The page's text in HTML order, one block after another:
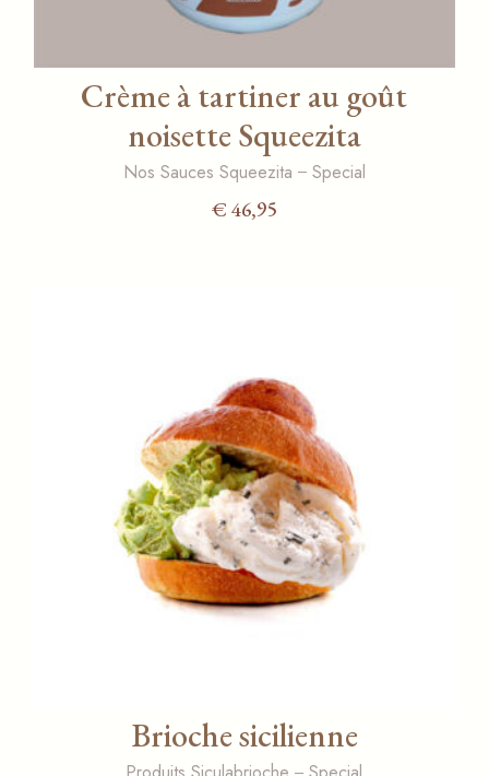
Crème à tartiner au goût
noisette Squeezita
Nos Sauces Squeezita Special
€ 46,95
Brioche sicilienne